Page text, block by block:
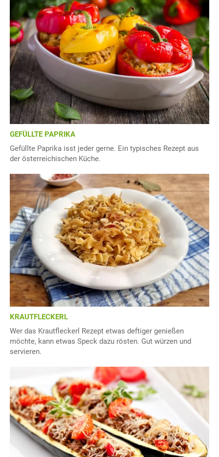
GEFÜLLTE PAPRIKA
Gefüllte Paprika isst jeder gerne. Ein typisches Rezept aus
der österreichischen Küche.
KRAUTFLECKERL
Wer das Krautfleckerl Rezept etwas deftiger genießen
möchte, kann etwas Speck dazu rösten. Gut würzen und
servieren.